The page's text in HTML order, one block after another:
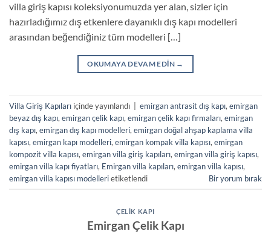
villa giriş kapısı koleksiyonumuzda yer alan, sizler için
hazırladığımız dış etkenlere dayanıklı dış kapı modelleri
arasından beğendiğiniz tüm modelleri […]
OKUMAYA DEVAM EDIN →
Villa Giriş Kapıları içinde yayınlandı emirgan antrasit dış kapı, emirgan
beyaz dış kapı, emirgan çelik kapı, emirgan çelik kapı firmaları, emirgan
dış kapı, emirgan dış kapı modelleri, emirgan doğal ahşap kaplama villa
kapısı, emirgan kapı modelleri, emirgan kompak villa kapısı, emirgan
kompozit villa kapısı, emirgan villa giriş kapıları, emirgan villa giriş kapısı,
emirgan villa kapı fiyatları, Emirgan villa kapıları, emirgan villa kapısı,
emirgan villa kapısı modellerietiketlendi Bir yorum bırak
ÇELIK KAPI
Emirgan Çelik Kapı